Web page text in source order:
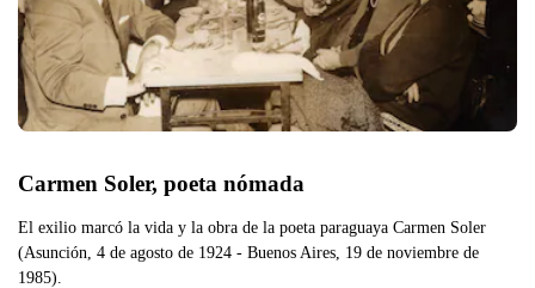
Carmen Soler, poeta nómada
El exilio marcó la vida y la obra de la poeta paraguaya Carmen Soler
(Asunción, 4 de agosto de 1924 - Buenos Aires, 19 de noviembre de
1985).